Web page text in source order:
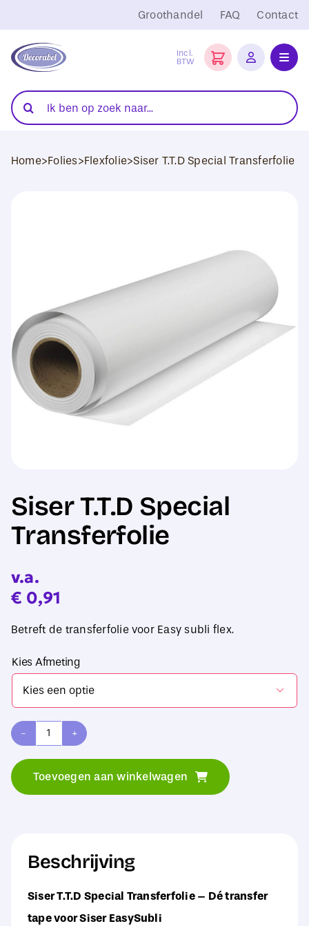
naar
inhoud
Groothandel FAQ Contact
Incl.
BTW
Folies
Transferpersen
DTF Transfers
Sale
Zoeken
naar:
Home>Folies>Flexfolie>Siser T.T.D Special Transferfolie
Siser T.T.D Special
Transferfolie
v.a.
€ 0,91
Betreft de transferfolie voor Easy subli flex.
Kies Afmeting

Siser
Special
Toevoegen aan winkelwagen
Beschrijving
Siser T.T.D Special Transferfolie – Dé transfer
tape voor Siser EasySubli